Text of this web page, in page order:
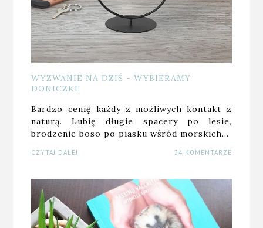
WYZWANIE NA DZIŚ - WYBIERAMY
DONICZKI!
Bardzo cenię każdy z możliwych kontakt z
naturą. Lubię długie spacery po lesie,
brodzenie boso po piasku wśród morskich…
CZYTAJ DALEJ 34 KOMENTARZE